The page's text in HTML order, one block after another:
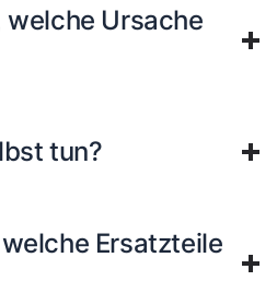
welche Ursache
tun?
Ersatzteile